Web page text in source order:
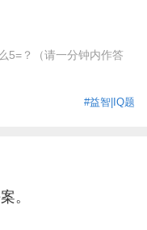
5=？（请一分钟内作答
#益智|IQ题
。